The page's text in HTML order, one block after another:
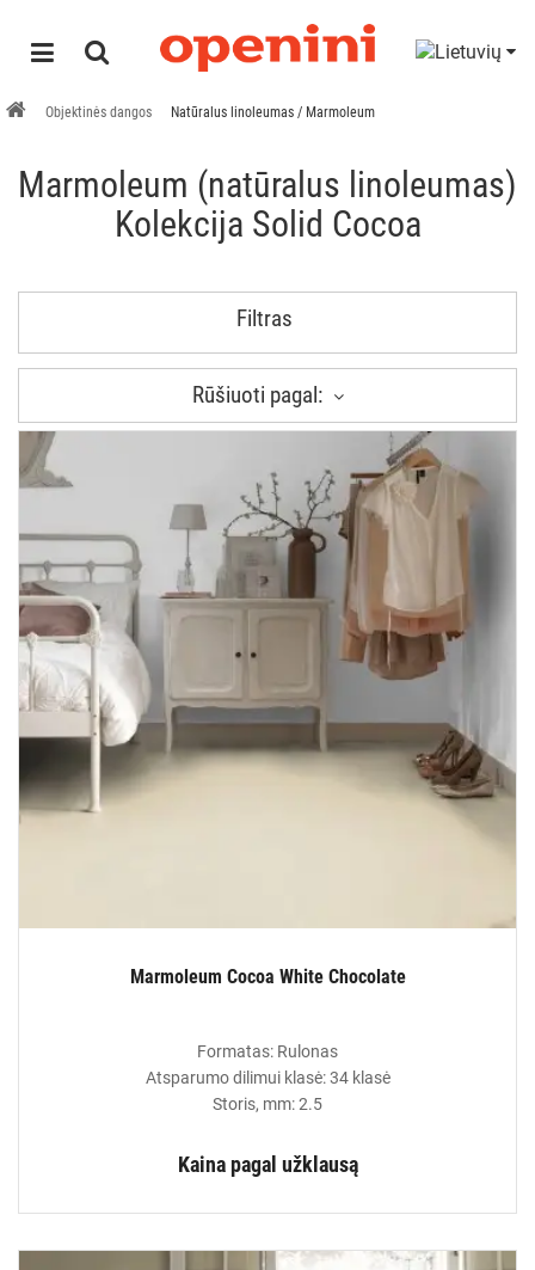
Objektinės dangos Natūralus linoleumas / Marmoleum
Marmoleum (natūralus linoleumas)
Kolekcija Solid Cocoa
Filtras
Rūšiuoti pagal:
Marmoleum Cocoa White Chocolate
Formatas: Rulonas
Atsparumo dilimui klasė: 34 klasė
Storis, mm: 2.5
Kaina pagal užklausą